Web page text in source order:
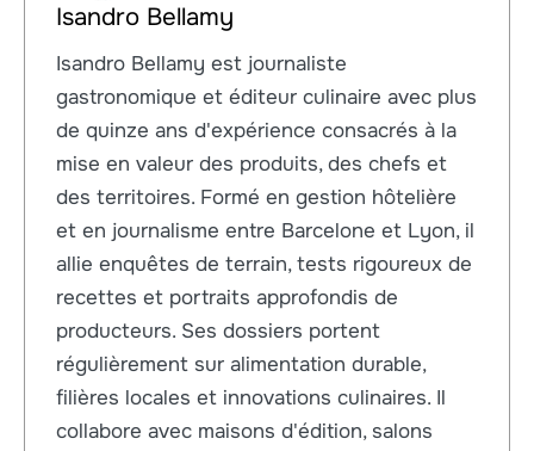
Isandro Bellamy
Isandro Bellamy est journaliste
gastronomique et éditeur culinaire avec plus
de quinze ans d'expérience consacrés à la
mise en valeur des produits, des chefs et
des territoires. Formé en gestion hôtelière
et en journalisme entre Barcelone et Lyon, il
allie enquêtes de terrain, tests rigoureux de
recettes et portraits approfondis de
producteurs. Ses dossiers portent
régulièrement sur alimentation durable,
filières locales et innovations culinaires. Il
collabore avec maisons d'édition, salons